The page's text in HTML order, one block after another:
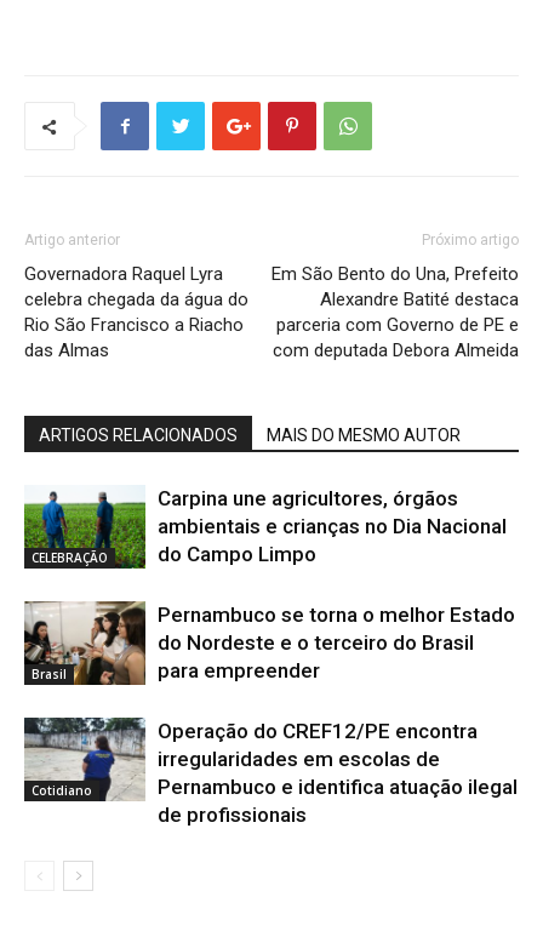
Artigo anterior
Governadora Raquel Lyra
celebra chegada da água do
Rio São Francisco a Riacho
das Almas
Próximo artigo
Em São Bento do Una, Prefeito
Alexandre Batité destaca
parceria com Governo de PE e
com deputada Debora Almeida
ARTIGOS RELACIONADOS MAIS DO MESMO AUTOR
CELEBRAÇÃO
Carpina une agricultores, órgãos
ambientais e crianças no Dia Nacional
do Campo Limpo
Brasil
Pernambuco se torna o melhor Estado
do Nordeste e o terceiro do Brasil
para empreender
Cotidiano
Operação do CREF12/PE encontra
irregularidades em escolas de
Pernambuco e identifica atuação ilegal
de profissionais